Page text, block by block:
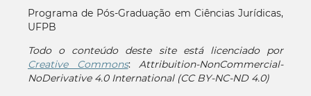
Programa de Pós-Graduação em Ciências Jurídicas,
UFPB
Todo o conteúdo deste site está licenciado por
Creative Commons:Attribuition-NonCommercial-
NoDerivative 4.0 International (CC BY-NC-ND 4.0)